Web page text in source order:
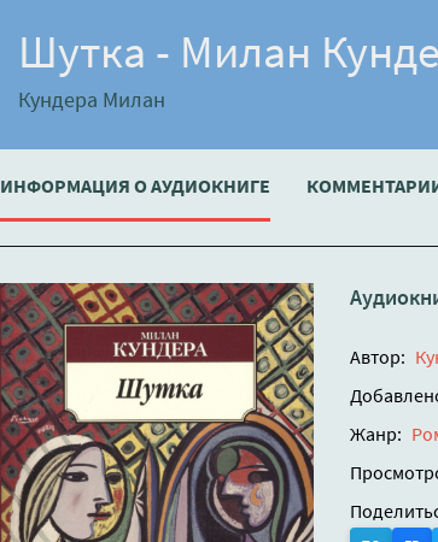
Шутка - Милан
Кундера Милан
ИНФОРМАЦИЯ О АУДИОКНИГЕ
Автор:
Жанр: